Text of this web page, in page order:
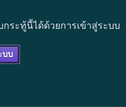
ระทู้นี้ได้ด้วยการเข้าสู่ระบบ
บบ